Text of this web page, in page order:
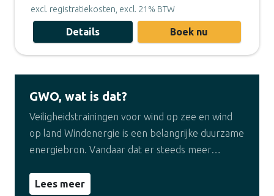
excl. registratiekosten, excl. 21% BTW
Details Boek nu
GWO, wat is dat?
Veiligheidstrainingen voor wind op zee en wind
op land Windenergie is een belangrijke duurzame
energiebron. Vandaar dat er steeds meer…
Lees meer